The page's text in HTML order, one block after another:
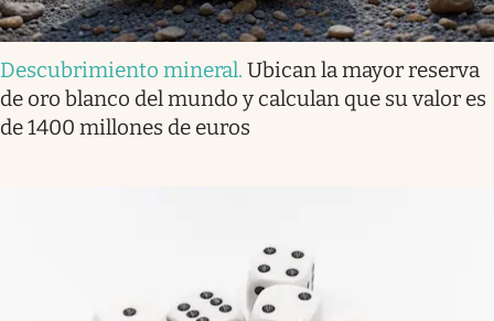
Descubrimiento mineral. Ubican la mayor reserva
de oro blanco del mundo y calculan que su valor es
de 1400 millones de euros